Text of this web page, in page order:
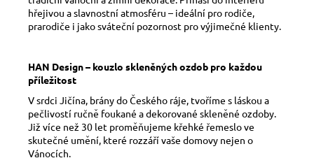
hřejivou a slavnostní atmosféru – ideální pro rodiče,
prarodiče i jako sváteční pozornost pro výjimečné klienty.
HAN Design – kouzlo skleněných ozdob pro každou
příležitost
V srdci Jičína, brány do Českého ráje, tvoříme s láskou a
pečlivostí ručně foukané a dekorované skleněné ozdoby.
Již více než 30 let proměňujeme křehké řemeslo ve
skutečné umění, které rozzáří vaše domovy nejen o
Vánocích.